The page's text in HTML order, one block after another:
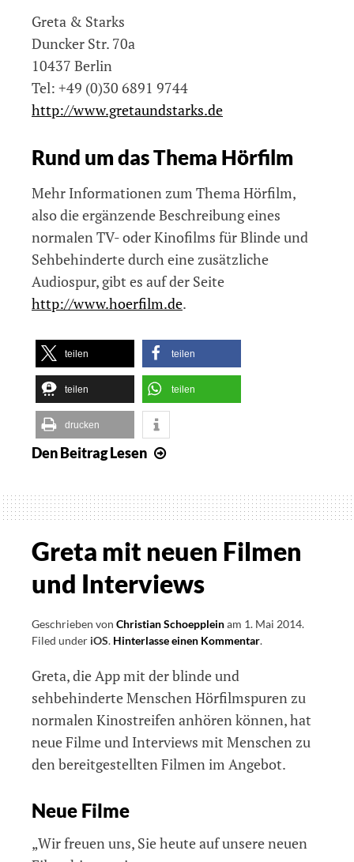
Greta & Starks
Duncker Str. 70a
10437 Berlin
Tel: +49 (0)30 6891 9744
http://www.gretaundstarks.de
Rund um das Thema Hörfilm
Mehr Informationen zum Thema Hörfilm,
also die ergänzende Beschreibung eines
normalen TV- oder Kinofilms für Blinde und
Sehbehinderte durch eine zusätzliche
Audiospur, gibt es auf der Seite
http://www.hoerfilm.de.
teilen teilen
teilen teilen
drucken
Den BeitragLesen
of
Grey
Gewinnspiel
mit
der
GRETA
Greta mit neuen Filmen
und Interviews
Geschrieben von Christian Schoeppleinam 1. Mai 2014.
Filed under iOS. Hinterlasse einen Kommentaron
Filmen
und
Interviews
.
Greta, die App mit der blinde und
sehbehinderte Menschen Hörfilmspuren zu
normalen Kinostreifen anhören können, hat
neue Filme und Interviews mit Menschen zu
den bereitgestellten Filmen im Angebot.
Neue Filme
„Wir freuen uns, Sie heute auf unsere neuen